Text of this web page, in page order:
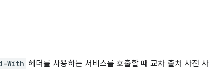
With 헤더를 사용하는 서비스를 호출할 때 교차 출처 사전